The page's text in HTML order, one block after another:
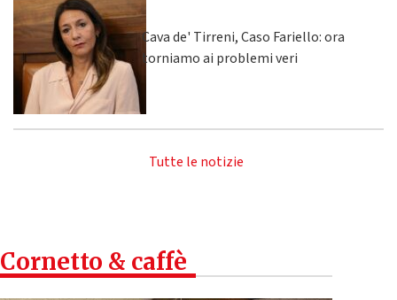
Cava de' Tirreni, Caso Fariello: ora
torniamo ai problemi veri
Tutte le notizie
Cornetto & caffè